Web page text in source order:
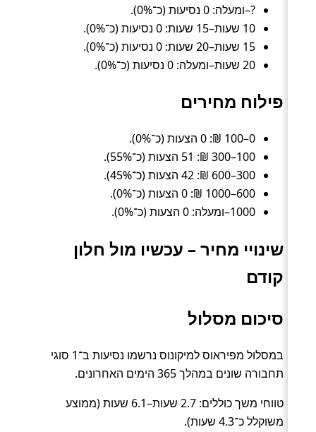
?–ומעלה: 0 נסיעות (כ־0%).
10 שעות–15 שעות: 0 נסיעות (כ־0%).
15 שעות–20 שעות: 0 נסיעות (כ־0%).
20 שעות–ומעלה: 0 נסיעות (כ־0%).
פילוח מחירים
0–100 ₪: 0 הצעות (כ־0%).
100–300 ₪: 51 הצעות (כ־55%).
300–600 ₪: 42 הצעות (כ־45%).
600–1000 ₪: 0 הצעות (כ־0%).
1000–ומעלה: 0 הצעות (כ־0%).
שינויי מחיר – עכשיו מול חלון
קודם
סיכום מסלול
במסלול מפיראוס למיקונוס נרשמו נסיעות ב־1 סוגי
תחבורה שונים במהלך 365 הימים האחרונים.
טווחי משך כוללים: 2.7 שעות–6.1 שעות (ממוצע
משוקלל כ־4.3 שעות).